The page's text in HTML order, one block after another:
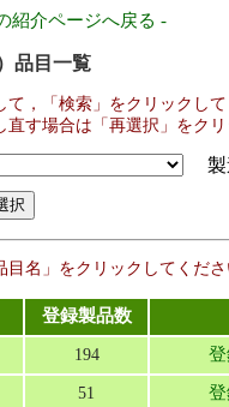
紹介ページへ戻る -
品目一覧
，「検索」をクリックして
す場合は「再選択」をクリ
製
名」をクリックしてくださ
登録製品数
194
51